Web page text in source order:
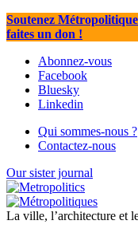
Soutenez
faites un don !
Abonnez-vous
Facebook
Bluesky
Linkedin
Qui sommes-nous ?
Contactez-nous
Our sister journal
La ville, l’architecture et